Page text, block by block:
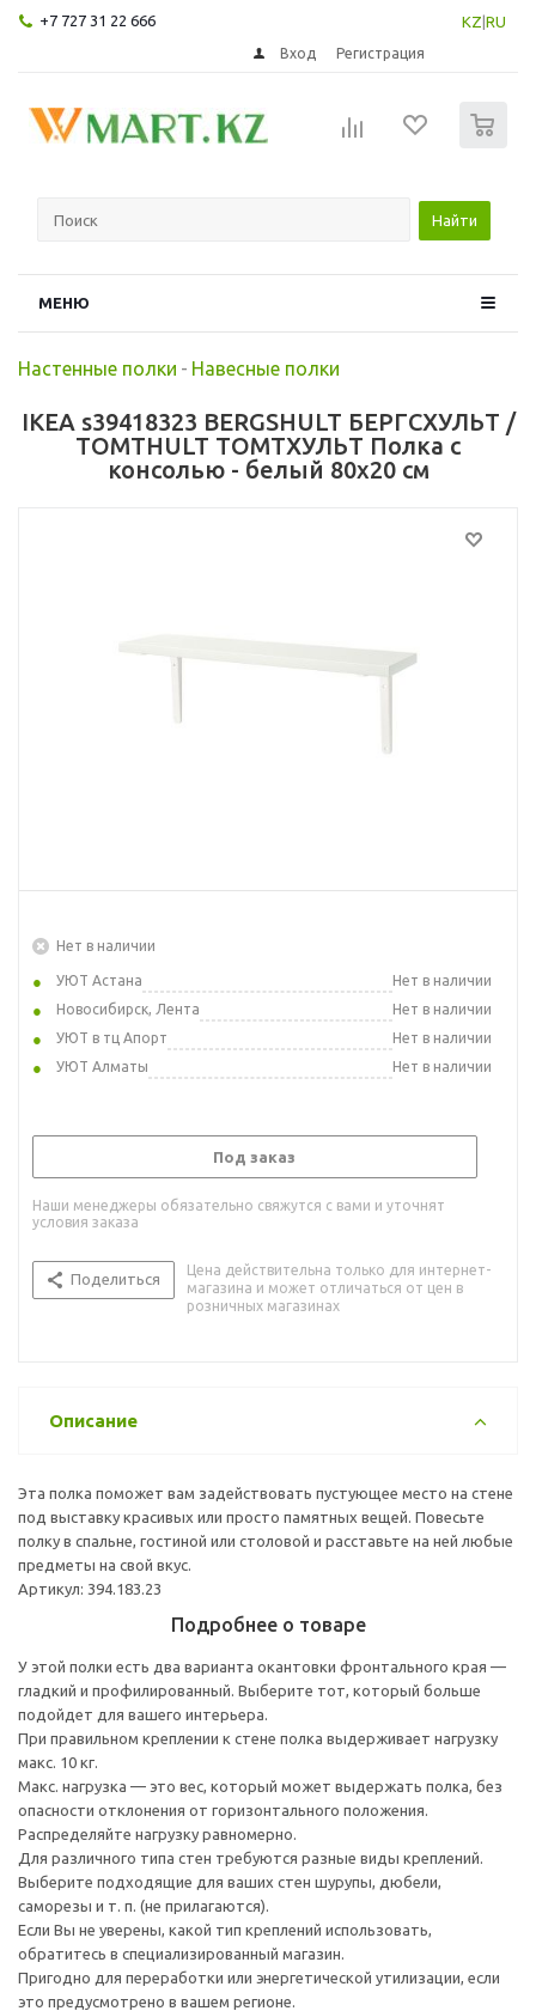
+7 727 31 22 666 KZ RU
Вход Регистрация
Найти
МЕНЮ
Настенные полки - Навесные полки
IKEA s39418323 BERGSHULT БЕРГСХУЛЬТ /
TOMTHULT ТОМТХУЛЬТ Полка с
консолью - белый 80x20 см
Нет в наличии
УЮТ Астана
Нет в наличии
Новосибирск, Лента
Нет в наличии
УЮТ в тц Апорт
Нет в наличии
УЮТ Алматы
Нет в наличии
Под заказ
Наши менеджеры обязательно свяжутся с вами и уточнят
условия заказа
Поделиться
Цена действительна только для интернет-
магазина и может отличаться от цен в
розничных магазинах
Описание
Эта полка поможет вам задействовать пустующее место на стене
под выставку красивых или просто памятных вещей. Повесьте
полку в спальне, гостиной или столовой и расставьте на ней любые
предметы на свой вкус.
Артикул: 394.183.23
Подробнее о товаре
У этой полки есть два варианта окантовки фронтального края —
гладкий и профилированный. Выберите тот, который больше
подойдет для вашего интерьера.
При правильном креплении к стене полка выдерживает нагрузку
макс. 10 кг.
Макс. нагрузка — это вес, который может выдержать полка, без
опасности отклонения от горизонтального положения.
Распределяйте нагрузку равномерно.
Для различного типа стен требуются разные виды креплений.
Выберите подходящие для ваших стен шурупы, дюбели,
саморезы и т. п. (не прилагаются).
Если Вы не уверены, какой тип креплений использовать,
обратитесь в специализированный магазин.
Пригодно для переработки или энергетической утилизации, если
это предусмотрено в вашем регионе.